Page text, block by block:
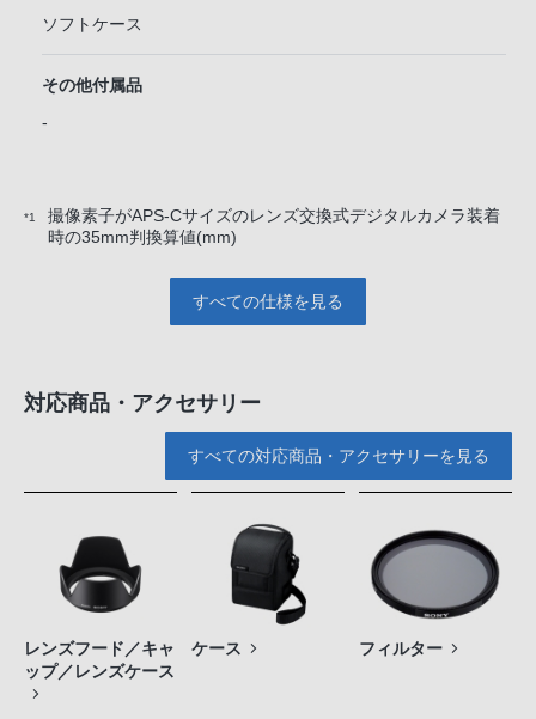
ソフトケース
その他付属品
-
*1
撮像素子がAPS-Cサイズのレンズ交換式デジタルカメラ装着
時の35mm判換算値(mm)
すべての仕様を見る
対応商品・アクセサリー
すべての対応商品・アクセサリーを見る
レンズフード／キャ
ップ／レンズケース
ケース フィルター